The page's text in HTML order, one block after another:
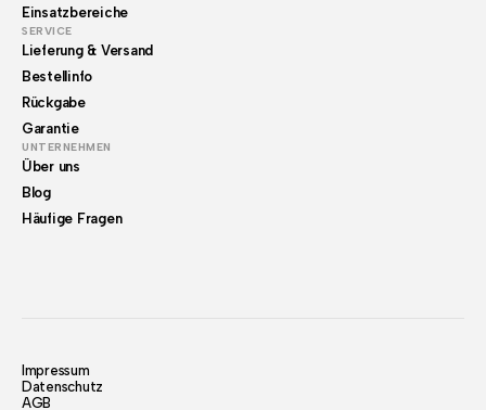
Einsatzbereiche
SERVICE
Lieferung & Versand
Bestellinfo
Rückgabe
Garantie
UNTERNEHMEN
Über uns
Blog
Häufige Fragen
Impressum
Datenschutz
AGB